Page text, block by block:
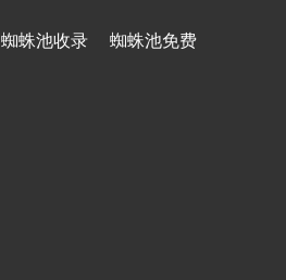
蜘蛛池收录 蜘蛛池免费